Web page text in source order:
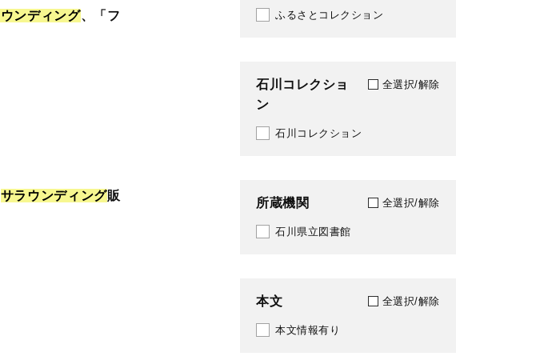
ウンディ ング、「フ
サラ ウ ンディ ング販
ふるさとコレクション
石川コレクショ
ン
全選択/解除
石川コレクション
所蔵機関 全選択/解除
石川県立図書館
本文 全選択/解除
本文情報有り